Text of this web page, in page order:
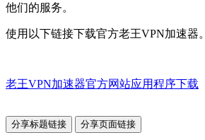
他们的服务。
使用以下链接下载官方老王VPN加速器。
老王VPN加速器官方网站应用程序下载
分享标题链接 分享页面链接